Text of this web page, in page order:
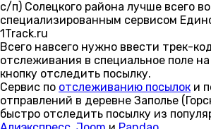
с/п) Солецкого района лучше всего
специализированным сервисом
1Track.ru
Всего навсего нужно ввести трек-
отслеживания в специальное поле
кнопку отследить посылку.
Сервис по отслеживанию посылок и
отправлений в деревне Заполье
быстро отследить посылку из